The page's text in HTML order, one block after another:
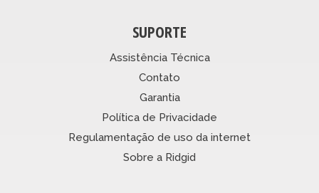
SUPORTE
Assistência Técnica
Contato
Garantia
Política de Privacidade
Regulamentação de uso da internet
Sobre a Ridgid